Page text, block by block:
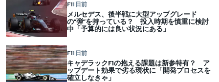
F11 日前
メルセデス、後半戦に大型アップグレード
の“弾”を持っている？ 投入時期を慎重に検討
中「予算的には良い状況にある」
F11 日前
キャデラックF1の抱える課題は新参特有？ ア
ップデート効果で劣る現状に「開発プロセスを
確立しなきゃ」